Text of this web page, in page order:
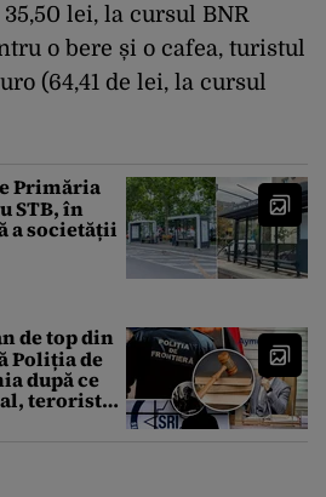
lei, la cursul BNR
o bere și o cafea, turistul
(64,41 de lei, la cursul
Primăria
STB, în
a societății
de top din
Poliția de
după ce
terorist